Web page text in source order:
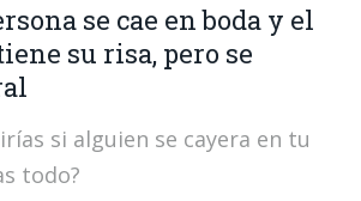
se cae en boda y el
su risa, pero se
si alguien se cayera en tu
todo?